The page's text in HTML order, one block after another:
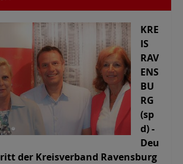
KRE
IS
RAV
ENS
BU
RG
(sp
d) -
Deu
der Kreisverband Ravensburg